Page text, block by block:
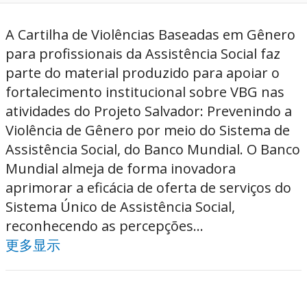
A Cartilha de Violências Baseadas em Gênero
para profissionais da Assistência Social faz
parte do material produzido para apoiar o
fortalecimento institucional sobre VBG nas
atividades do Projeto Salvador: Prevenindo a
Violência de Gênero por meio do Sistema de
Assistência Social, do Banco Mundial. O Banco
Mundial almeja de forma inovadora
aprimorar a eficácia de oferta de serviços do
Sistema Único de Assistência Social,
reconhecendo as percepções...
更多显示